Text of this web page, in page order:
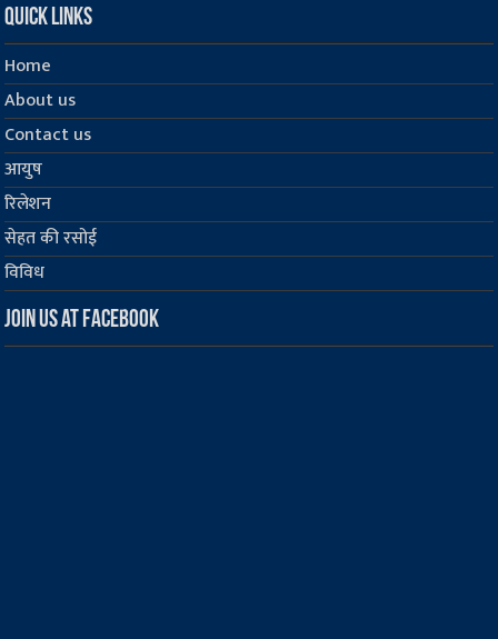
Quick Links
Home
About us
Contact us
आयुष
रिलेशन
सेहत की रसोई
विविध
Join us at Facebook